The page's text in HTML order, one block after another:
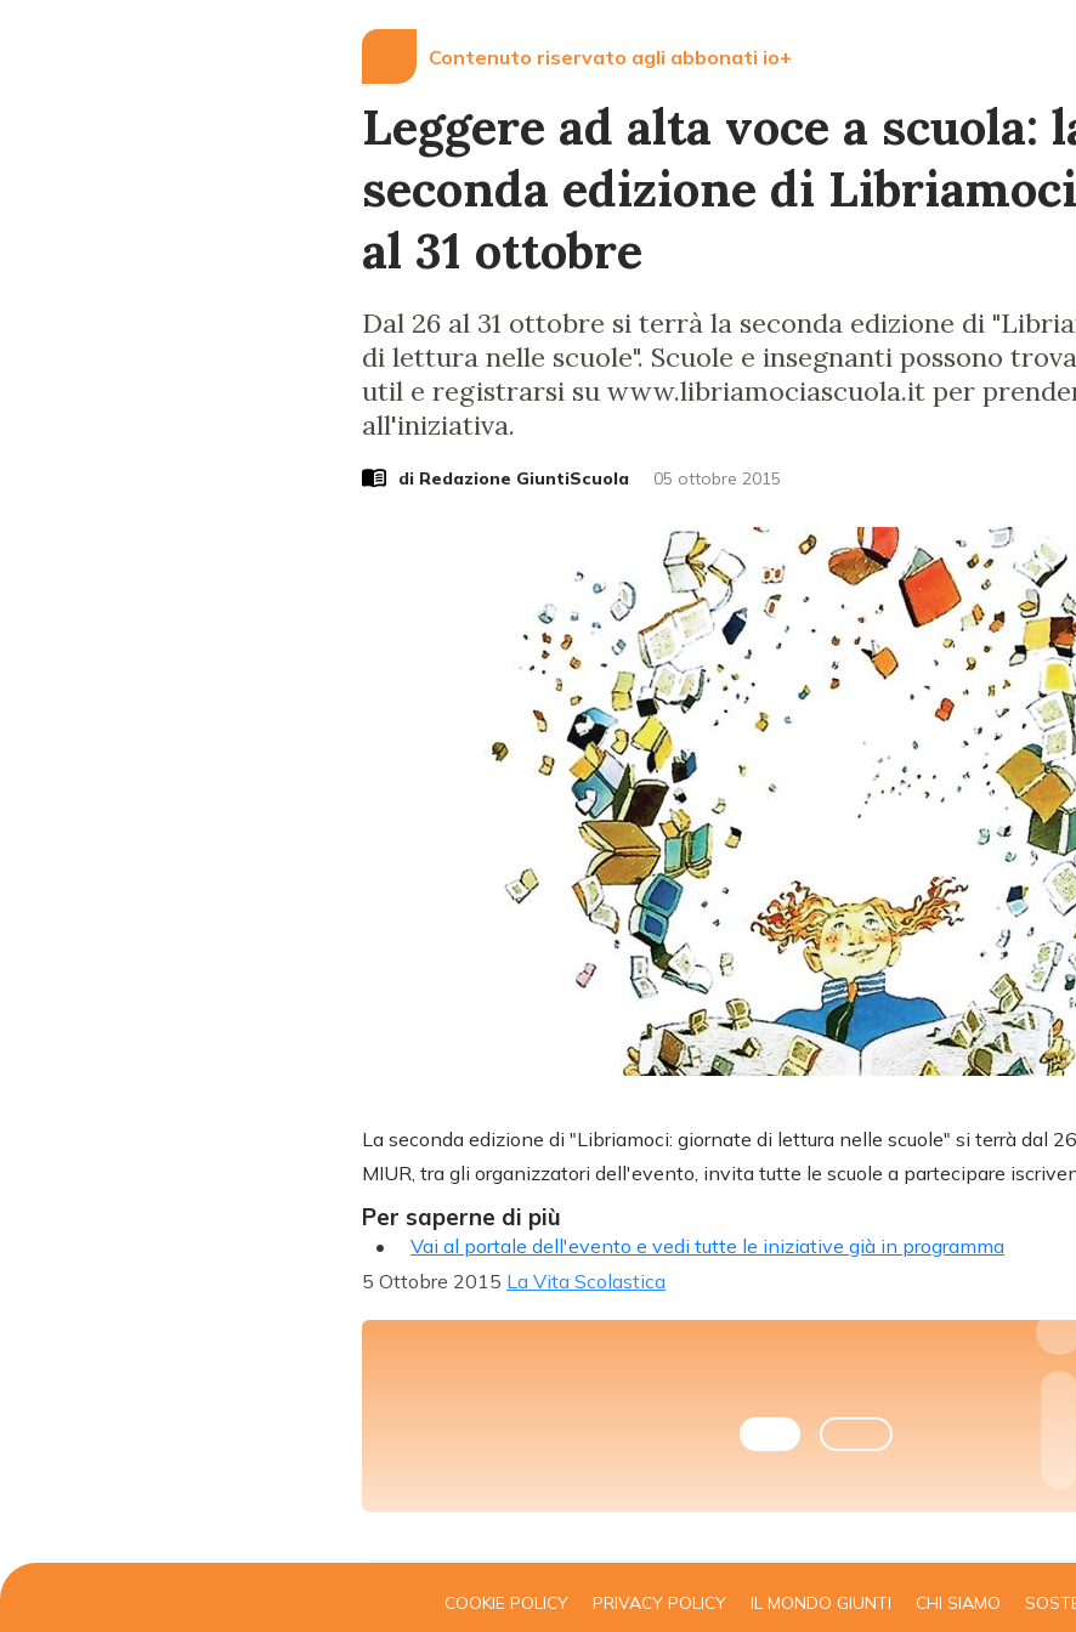
Contenuto riservato agli abbonati io+
Leggere ad alta voce a scuola:
seconda edizione di
al 31 ottobre
Dal 26 al 31 ottobre si terrà la seconda edizione di
di lettura nelle scuole". Scuole e insegnanti possono
util e registrarsi su www.libriamociascuola.it per
all'iniziativa.
di Redazione GiuntiScuola 05 ottobre 2015
La seconda edizione di "Libriamoci: giornate di lettura nelle scuole" si terrà dal
MIUR, tra gli organizzatori dell'evento, invita tutte le scuole a partecipare
Per saperne di più
Vai al portale dell'evento e vedi tutte le iniziative già in programma
5 Ottobre 2015 La Vita Scolastica
COOKIE POLICY PRIVACY POLICY IL MONDO GIUNTI CHI SIAMO